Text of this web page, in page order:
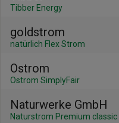
Tibber Energy
goldstrom
natürlich Flex Strom
Ostrom
Ostrom SimplyFair
Naturwerke GmbH
Naturstrom Premium classic